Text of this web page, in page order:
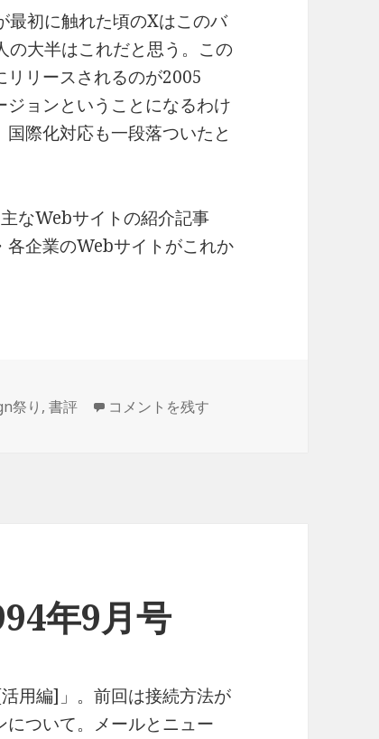
最初に触れた頃のXはこのバ
の大半はこれだと思う。この
リリースされるのが2005
ョンということになるわけ
際化対応も一段落ついたと
なWebサイトの紹介記事
各企業のWebサイトがこれか
祭り ,書評 Software Design 1994年10月号 に
コメントを残す
年9月号
用編]」。前回は接続方法が
ついて。メールとニュー